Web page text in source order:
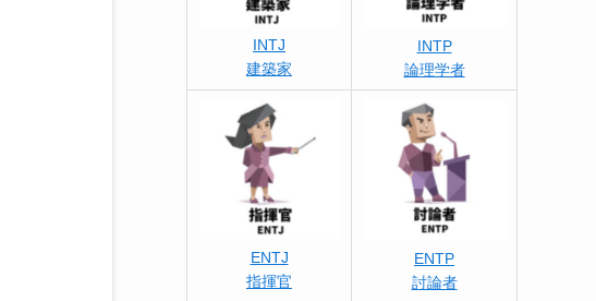
INTJ
建築家
INTP
論理学者
ENTJ
指揮官
ENTP
討論者